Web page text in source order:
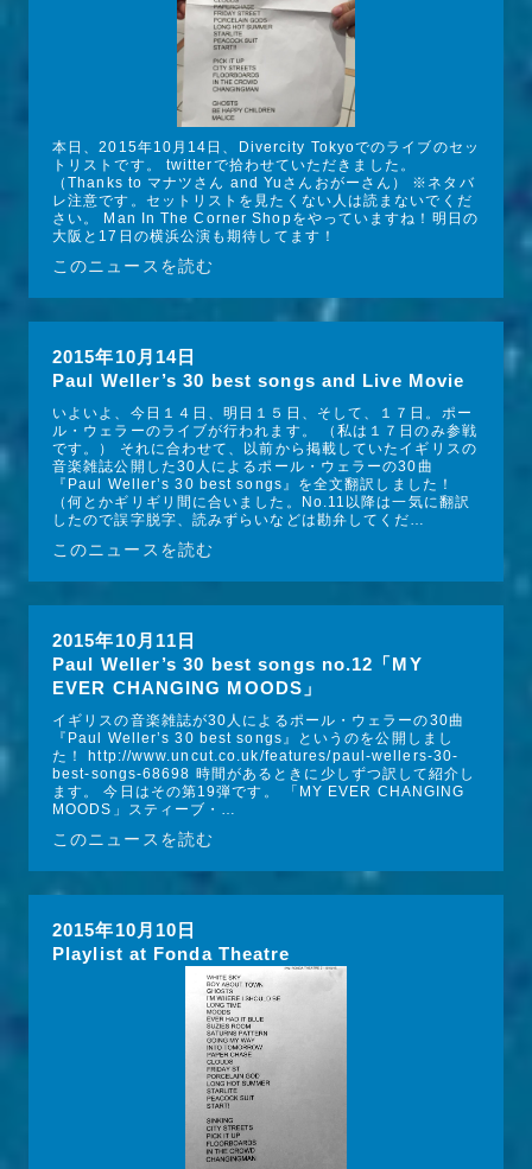
本日、2015年10月14日、Divercity Tokyoでのライブのセッ
トリストです。 twitterで拾わせていただきました。
（Thanks to マナツさん and Yuさんおがーさん） ※ネタバ
レ注意です。セットリストを見たくない人は読まないでくだ
さい。 Man In The Corner Shopをやっていますね！明日の
大阪と17日の横浜公演も期待してます！
このニュースを読む
2015年10月14日
Paul Weller’s 30 best songs and Live Movie
いよいよ、今日１４日、明日１５日、そして、１７日。ポー
ル・ウェラーのライブが行われます。 （私は１７日のみ参戦
です。） それに合わせて、以前から掲載していたイギリスの
音楽雑誌公開した30人によるポール・ウェラーの30曲
『Paul Weller’s 30 best songs』を全文翻訳しました！
（何とかギリギリ間に合いました。No.11以降は一気に翻訳
したので誤字脱字、読みずらいなどは勘弁してくだ…
このニュースを読む
2015年10月11日
Paul Weller’s 30 best songs no.12「MY
EVER CHANGING MOODS」
イギリスの音楽雑誌が30人によるポール・ウェラーの30曲
『Paul Weller’s 30 best songs』というのを公開しまし
た！ http://www.uncut.co.uk/features/paul-wellers-30-
best-songs-68698 時間があるときに少しずつ訳して紹介し
ます。 今日はその第19弾です。 「MY EVER CHANGING
MOODS」スティーブ・…
このニュースを読む
2015年10月10日
Playlist at Fonda Theatre